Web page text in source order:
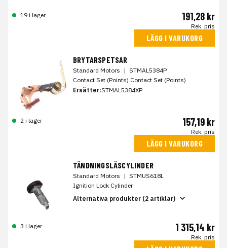
19 i lager 191,28 kr
Rek. pris
LÄGG I VARUKORG
BRYTARSPETSAR
Standard Motors | STMAL5384P
Contact Set (Points) Contact Set (Points)
Ersätter:STMAL5384XP
2 i lager 157,19 kr
Rek. pris
LÄGG I VARUKORG
TÄNDNINGSLÅSCYLINDER
Standard Motors | STMUS618L
Ignition Lock Cylinder
Alternativa produkter (2 artiklar)
3 i lager 1 315,14 kr
Rek. pris